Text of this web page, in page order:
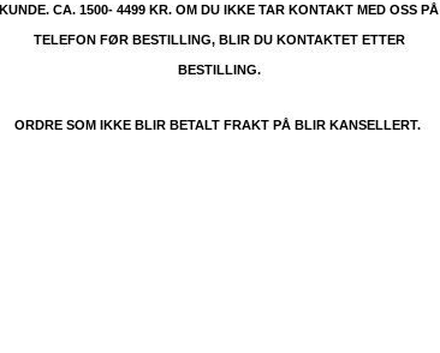
KUNDE. CA. 1500- 4499 KR. OM DU IKKE TAR KONTAKT MED OSS PÅ
TELEFON FØR BESTILLING, BLIR DU KONTAKTET ETTER
BESTILLING.
ORDRE SOM IKKE BLIR BETALT FRAKT PÅ BLIR KANSELLERT.